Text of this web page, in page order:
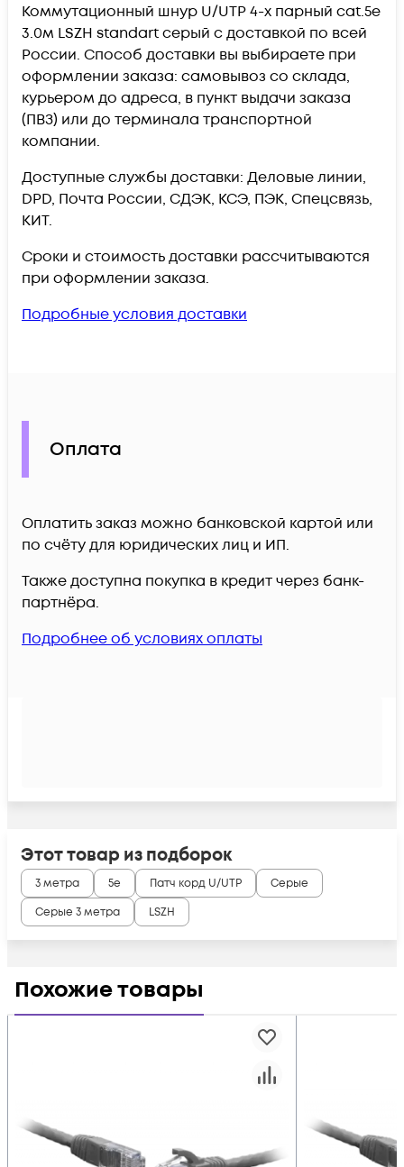
Коммутационный шнур U/UTP 4-х парный cat.5e
3.0м LSZH standart серый c доставкой по всей
России. Способ доставки вы выбираете при
оформлении заказа: самовывоз со склада,
курьером до адреса, в пункт выдачи заказа
(ПВЗ) или до терминала транспортной
компании.
Доступные службы доставки: Деловые линии,
DPD, Почта России, СДЭК, КСЭ, ПЭК, Спецсвязь,
КИТ.
Сроки и стоимость доставки рассчитываются
при оформлении заказа.
Подробные условия доставки
Оплата
Оплатить заказ можно банковской картой или
по счёту для юридических лиц и ИП.
Также доступна покупка в кредит через банк-
партнёра.
Подробнее об условиях оплаты
Этот товар из подборок
3 метра 5e Патч корд U/UTP
Серые
Серые 3 метра
LSZH
Похожие товары